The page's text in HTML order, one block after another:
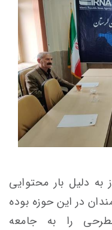
به دلیل بار محتوایی
در این حوزه بوده
را به جامعه